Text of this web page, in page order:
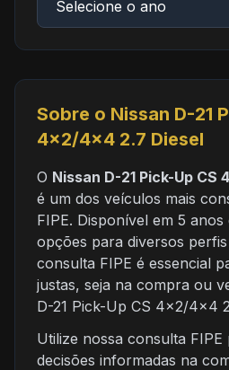
Sobre o Nissan D-21
4x2/4x4 2.7 Diesel
O Nissan D-21 Pick-Up
é um dos veículos mais
FIPE. Disponível em 5
opções para diversos
consulta FIPE é essencial
justas, seja na compra ou
D-21 Pick-Up CS 4x2/4x4
Utilize nossa consulta
decisões informadas na